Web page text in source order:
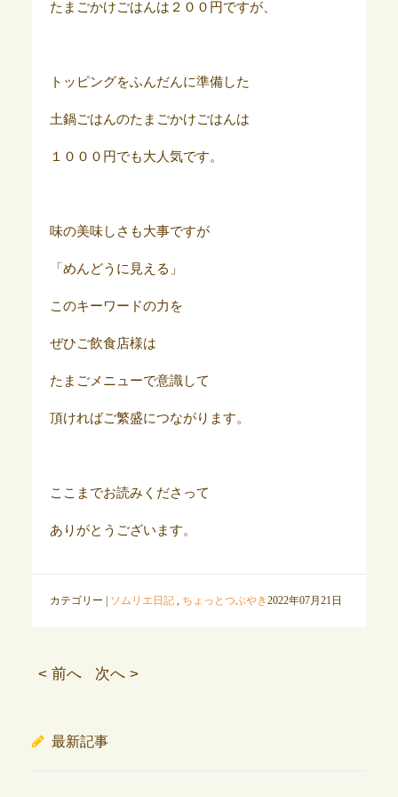
たまごかけごはんは２００円ですが、
トッピングをふんだんに準備した
土鍋ごはんのたまごかけごはんは
１０００円でも大人気です。
味の美味しさも大事ですが
「めんどうに見える」
このキーワードの力を
ぜひご飲食店様は
たまごメニューで意識して
頂ければご繁盛につながります。
ここまでお読みくださって
ありがとうございます。
カテゴリー | ソムリエ日記, ちょっとつぶやき2022年07月21日
< 前へ 次へ >
最新記事